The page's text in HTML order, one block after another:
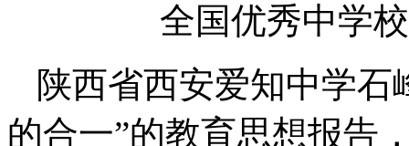
全国优秀中学
陕西省西安爱知中学石
的合一”的教育思想报告